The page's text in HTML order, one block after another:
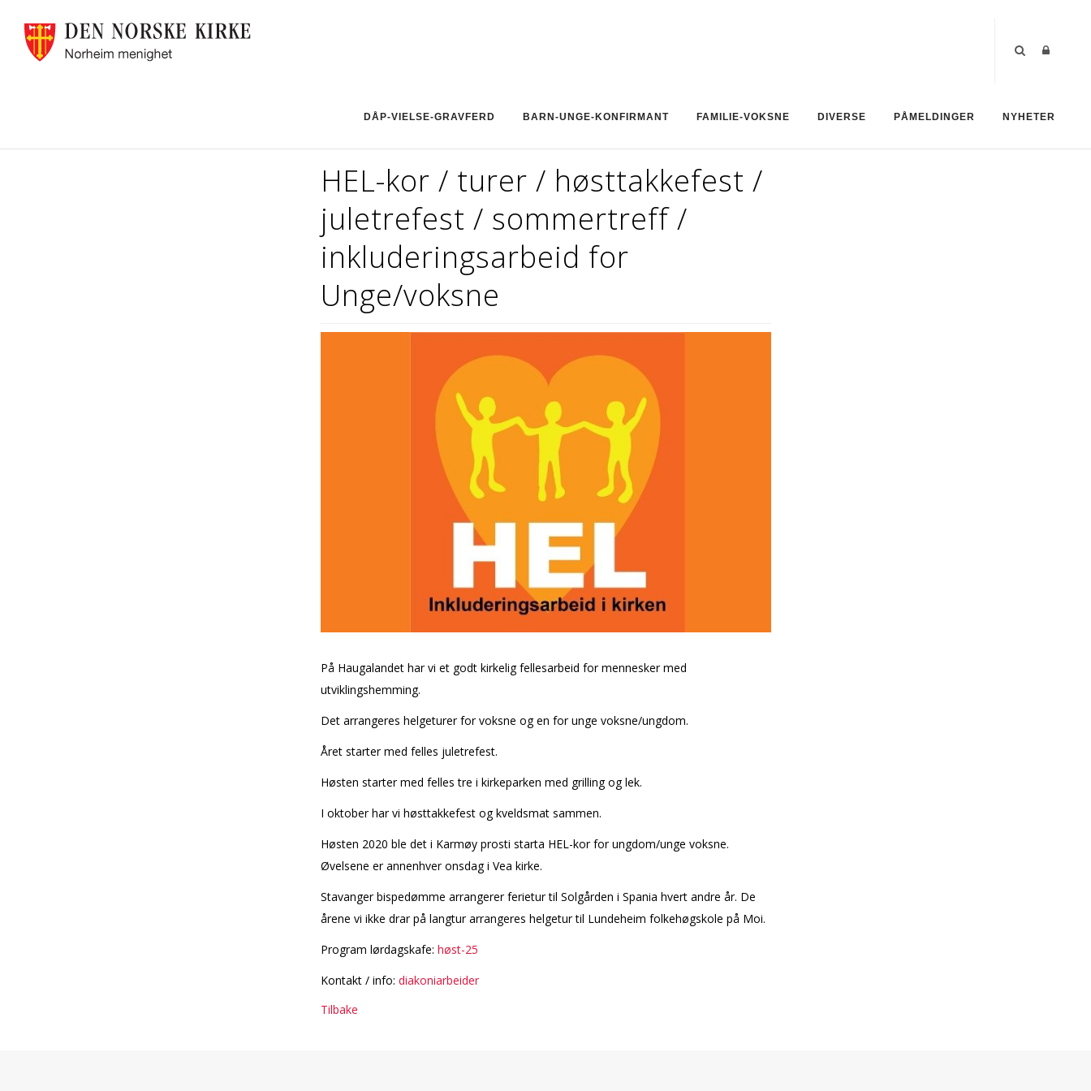
DÅP-VIELSE-GRAVFERD BARN-UNGE-KONFIRMANT FAMILIE-VOKSNE DIVERSE PÅMELDINGER NYHETER
HEL-kor / turer / høsttakkefest /
juletrefest / sommertreff /
inkluderingsarbeid for
Unge/voksne
På Haugalandet har vi et godt kirkelig fellesarbeid for mennesker med
utviklingshemming.
Det arrangeres helgeturer for voksne og en for unge voksne/ungdom.
Året starter med felles juletrefest.
Høsten starter med felles treff i kirkeparken med grilling og lek.
I oktober har vi høsttakkefest og kveldsmat sammen.
Høsten 2020 ble det i Karmøy prosti starta HEL-kor for ungdom/unge voksne.
Øvelsene er annenhver onsdag i Vea kirke.
Stavanger bispedømme arrangerer ferietur til Solgården i Spania hvert andre år. De
årene vi ikke drar på langtur arrangeres helgetur til Lundeheim folkehøgskole på Moi.
Program lørdagskafe: høst-25
Kontakt / info: diakoniarbeider
Tilbake